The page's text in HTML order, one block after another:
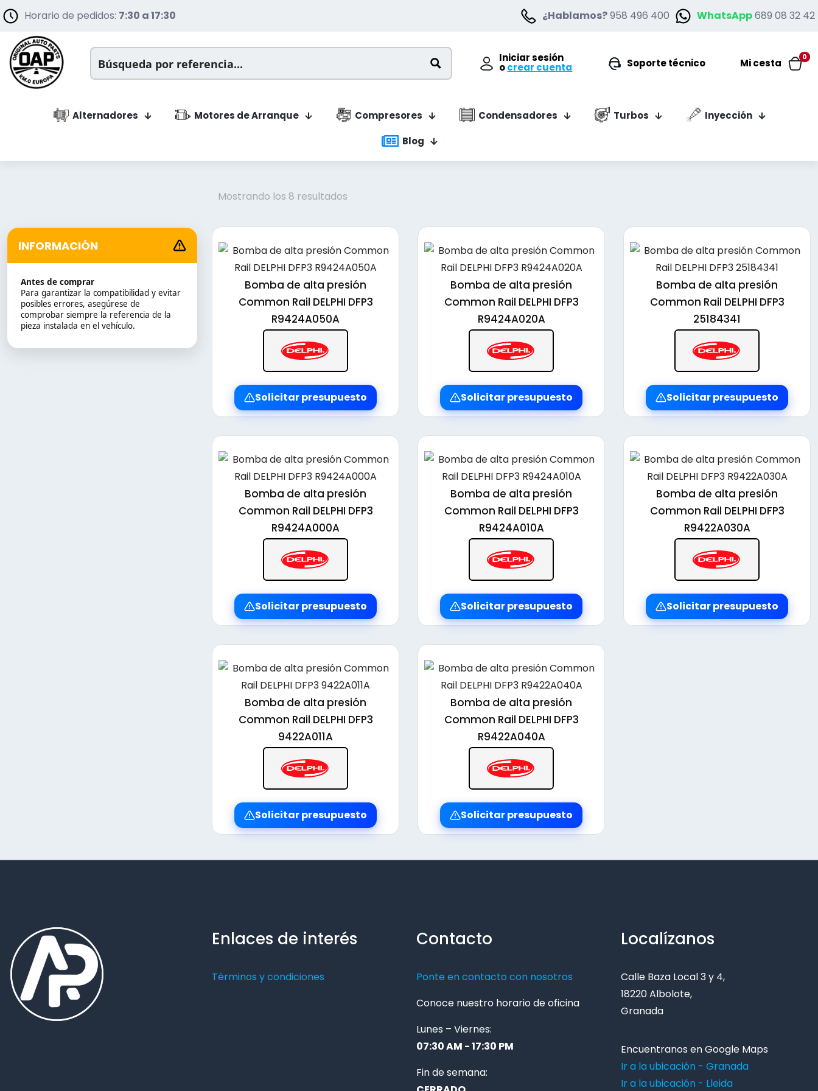
Horario de pedidos: 7:30 a 17:30 ¿Hablamos?958 496 400 WhatsApp689 08 32 42
Iniciar sesión
ocrear cuenta Soporte técnico
0
Mi cesta
Alternadores Motores de Arranque Compresores Condensadores Turbos
Inyección
Blog
INFORMACIÓN
Antes de comprar
Para garantizar la compatibilidad y evitar
posibles errores, asegúrese de
comprobar siempre la referencia de la
pieza instalada en el vehículo.
Mostrando los 8 resultadosOrdenado
precio:
bajo
a
alto
Bomba de alta presión
Common Rail DELPHI DFP3
R9424A050A
Solicitar presupuesto
Bomba de alta presión
Common Rail DELPHI DFP3
R9424A020A
Solicitar presupuesto
Bomba de alta presión
Common Rail DELPHI DFP3
25184341
Solicitar presupuesto
Bomba de alta presión
Common Rail DELPHI DFP3
R9424A000A
Solicitar presupuesto
Bomba de alta presión
Common Rail DELPHI DFP3
R9424A010A
Solicitar presupuesto
Bomba de alta presión
Common Rail DELPHI DFP3
R9422A030A
Solicitar presupuesto
Bomba de alta presión
Common Rail DELPHI DFP3
9422A011A
Solicitar presupuesto
Bomba de alta presión
Common Rail DELPHI DFP3
R9422A040A
Solicitar presupuesto
Enlaces de interés
Términos y condiciones
Contacto
Ponte en contacto con nosotros
Conoce nuestro horario de oficina
Lunes – Viernes:
07:30 AM - 17:30 PM
Fin de semana:
Localízanos
Calle Baza Local 3 y 4,
18220 Albolote,
Granada
Encuentranos en Google Maps
Ir a la ubicación - Granada
Ir a la ubicación - Lleida